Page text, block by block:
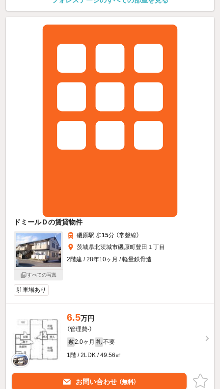
ドミールＤの賃貸物件
すべての写真
磯原駅 歩15分 （常磐線）
茨城県北茨城市磯原町豊田１丁目
2階建 / 28年10ヶ月 / 軽量鉄骨造
駐車場あり
6.5万円
（管理費-）
敷 2.0ヶ月 礼 不要
1階 / 2LDK / 49.56㎡
お問い合わせ （無料）